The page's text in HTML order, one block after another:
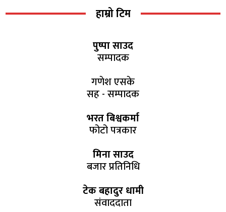
हाम्रो टिम
पुष्पा साउद
सम्पादक
गणेश एसके
सह - सम्पादक
भरत बिश्वकर्मा
फोटो पत्रकार
मिना साउद
बजार प्रतिनिधि
टेक बहादुर धामी
संवाददाता